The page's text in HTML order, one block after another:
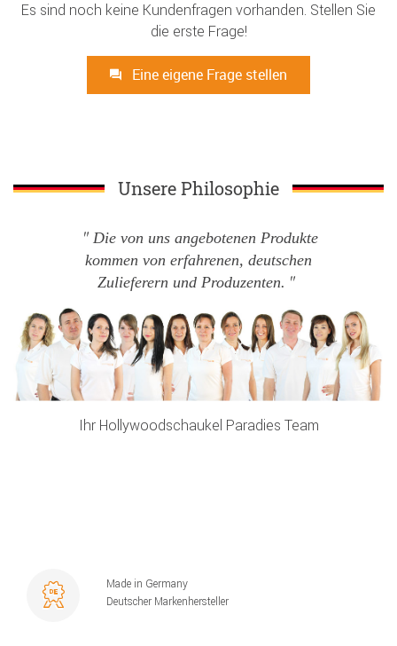
Es sind noch keine Kundenfragen vorhanden. Stellen Sie
die erste Frage!
Eine eigene Frage stellen
Unsere Philosophie
Die von uns angebotenen Produkte
kommen von erfahrenen, deutschen
Zulieferern und Produzenten.
Ihr Hollywoodschaukel Paradies Team
Made in Germany
Deutscher Markenhersteller